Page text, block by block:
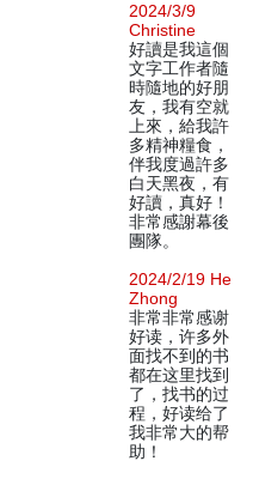
2024/3/9
Christine
好讀是我這個
文字工作者隨
時隨地的好朋
友，我有空就
上來，給我許
多精神糧食，
伴我度過許多
白天黑夜，有
好讀，真好！
非常感謝幕後
團隊。
2024/2/19 He
Zhong
非常非常感谢
好读，许多外
面找不到的书
都在这里找到
了，找书的过
程，好读给了
我非常大的帮
助！